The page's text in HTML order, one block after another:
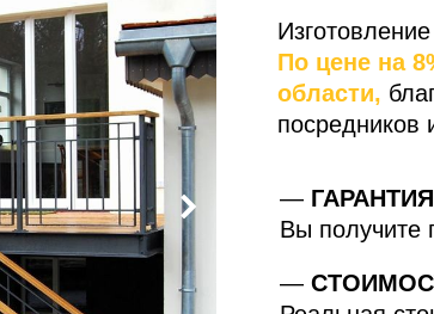
По цене на
области,
посредников
—
Вы получите
—